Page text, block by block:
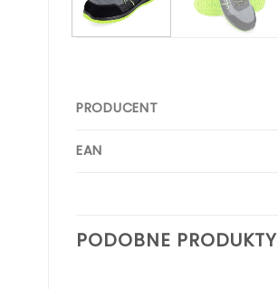
PRODUCENT
EAN
PODOBNE PRODUKTY